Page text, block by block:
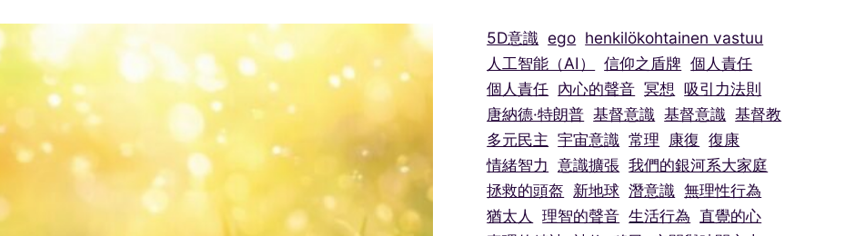
5D意識 ego henkilökohtainen vastuu
人工智能（AI）
信仰之盾牌 個人責任
個人責任 內心的聲音 冥想 吸引力法則
唐納德·特朗普 基督意識 基督意識 基督教
多元民主 宇宙意識 常理 康復 復康
情緒智力 意識擴張 我們的銀河系大家庭
拯救的頭盔 新地球 潛意識 無理性行為
猶太人
理智的聲音 生活行為 直覺的心